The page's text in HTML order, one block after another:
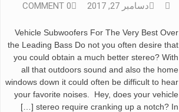
دسامبر 27, 2017 0 COMMENT
Vehicle Subwoofers For The Very Best Over
the Leading Bass Do not you often desire that
you could obtain a much better stereo? With
all that outdoors sound and also the home
windows down it could often be difficult to hear
your favorite noises. Hey, does your vehicle
stereo require cranking up a notch? In […]